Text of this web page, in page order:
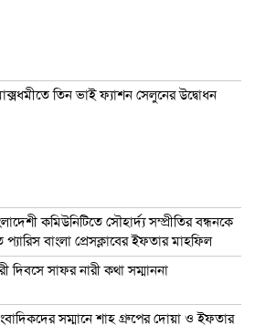
তিন ভাই ফ্যাশন সেলুনের উদ্বোধন
কমিউনিটিতে সৌহার্দ্য সম্প্রীতির বন্ধনকে
বাংলা প্রেসক্লাবের ইফতার মাহফিল
দিবসে সাফর নারী কথা সম্মাননা
সম্মানে শাহ গ্রুপের দোয়া ও ইফতার